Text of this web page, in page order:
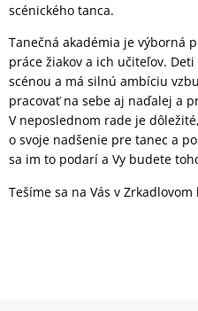
scénického tanca.
Tanečná akadémia je výborná
práce žiakov a ich učiteľov.
scénou a má silnú ambíciu
pracovať na sebe aj naďalej a
V neposlednom rade je
o svoje nadšenie pre tanec a
sa im to podarí a Vy budete
Tešíme sa na Vás v Zrkadlovom